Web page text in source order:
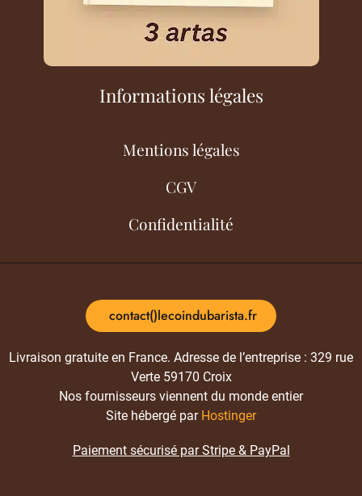
Informations légales
Mentions légales
CGV
Confidentialité
contact()lecoindubarista.fr
Livraison gratuite en France. Adresse de l’entreprise : 329 rue
Verte 59170 Croix
Nos fournisseurs viennent du monde entier
Site hébergé par Hostinger
Paiement sécurisé par Stripe & PayPal